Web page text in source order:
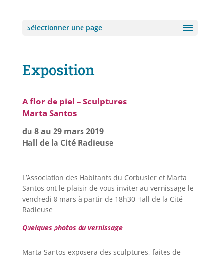
Sélectionner une page
Exposition
A flor de piel – Sculptures
Marta Santos
du 8 au 29 mars 2019
Hall de la Cité Radieuse
L’Association des Habitants du Corbusier et Marta
Santos ont le plaisir de vous inviter au vernissage le
vendredi 8 mars à partir de 18h30 Hall de la Cité
Radieuse
Quelques photos du vernissage
Marta Santos exposera des sculptures, faites de